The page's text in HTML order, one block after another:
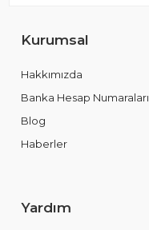
Kurumsal
Hakkımızda
Banka Hesap Numaraları
Blog
Haberler
Yardım